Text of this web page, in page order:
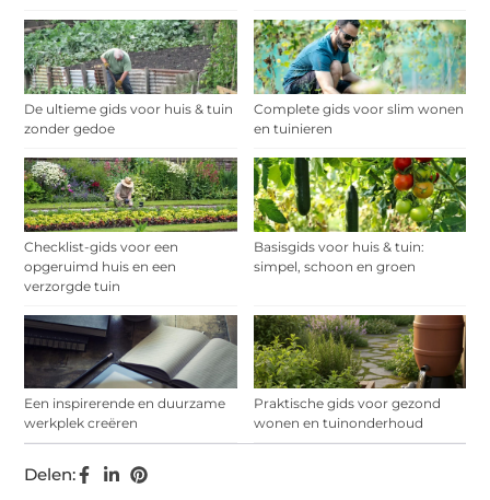
De ultieme gids voor huis & tuin
zonder gedoe
Complete gids voor slim wonen
en tuinieren
Checklist-gids voor een
opgeruimd huis en een
verzorgde tuin
Basisgids voor huis & tuin:
simpel, schoon en groen
Een inspirerende en duurzame
werkplek creëren
Praktische gids voor gezond
wonen en tuinonderhoud
Delen: